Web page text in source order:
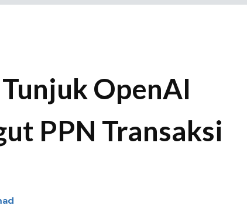
OpenAI
PPN Transaksi